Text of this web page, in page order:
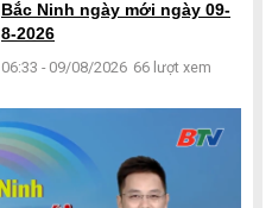
Bắc Ninh ngày mới ngày 09-
8-2026
06:33 - 09/08/2026 66 lượt xem